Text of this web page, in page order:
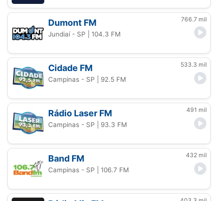
Dumont FM 766.7 mil
Jundiaí - SP | 104.3 FM
Cidade FM 533.3 mil
Campinas - SP | 92.5 FM
Rádio Laser FM 491 mil
Campinas - SP | 93.3 FM
Band FM 432 mil
Campinas - SP | 106.7 FM